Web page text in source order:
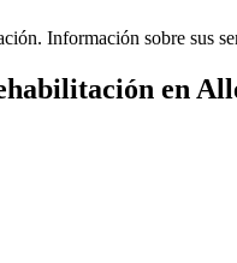
Información sobre sus
en